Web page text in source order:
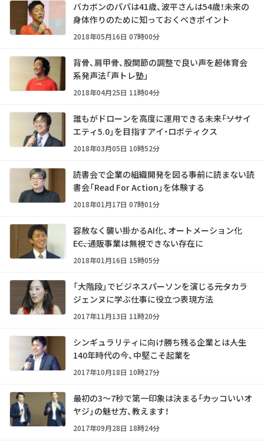
バカボンのパパは41歳、波平さんは54歳！――未来の
身体作りのために知っておくべきポイント
2018年05月16日 07時00分
背骨、肩甲骨、股関節の調整で良い声を――超体育会
系発声法「声トレ塾」
2018年04月25日 11時04分
誰もがドローンを高度に運用できる未来――「ソサイ
エティ5.0」を目指すアイ・ロボティクス
2018年03月05日 10時52分
読書会で企業の組織開発を図る――事前に読まない読
書会「Read For Action」を体験する
2018年01月17日 07時01分
容赦なく襲い掛かるAI化、オートメーション化
――EC、通販事業は無視できない存在に
2018年01月16日 15時05分
「大階段」でビジネスパーソンを演じる――元タカラ
ジェンヌに学ぶ仕事に役立つ表現方法
2017年11月13日 11時20分
シンギュラリティに向け勝ち残る企業とは――人生
140年時代の今、中堅こそ起業を
2017年10月18日 10時27分
最初の3～7秒で第一印象は決まる――「カッコいいオ
ヤジ」の魅せ方、教えます！
2017年09月28日 18時24分